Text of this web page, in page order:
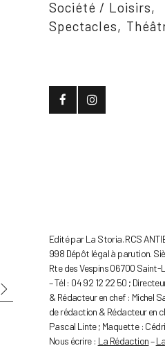
Société / Loisirs
Spectacles
Edité par La Storia. RCS
998 Dépôt légal à parution.
Rte des Vespins 06700
– Tél : 04 92 12 22 50 ;
& Rédacteur en chef : Michel
de rédaction & Rédacteur en
Pascal Linte ; Maquette :
Nous écrire : La Rédaction–